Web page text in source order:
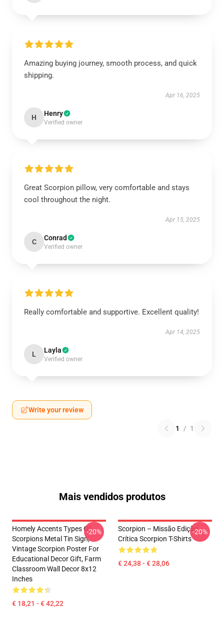
Amazing buying journey, smooth process, and quick
shipping.
Apr 16, 2025
H Henry
Verified owner
Great Scorpion pillow, very comfortable and stays
cool throughout the night.
Apr 15, 2025
C Conrad
Verified owner
Really comfortable and supportive. Excellent quality!
Apr 14, 2025
L Layla
Verified owner
Write your review
1 / 1
Mais vendidos produtos
Homely Accents Types Of
Scorpions Metal Tin Sign,
Vintage Scorpion Poster For
Educational Decor Gift, Farm
Classroom Wall Decor 8x12
Inches
€ 18,21 - € 42,22
-20%
Scorpion – Missão Edição
Crítica Scorpion T-Shirts
€ 24,38 - € 28,06
-20%